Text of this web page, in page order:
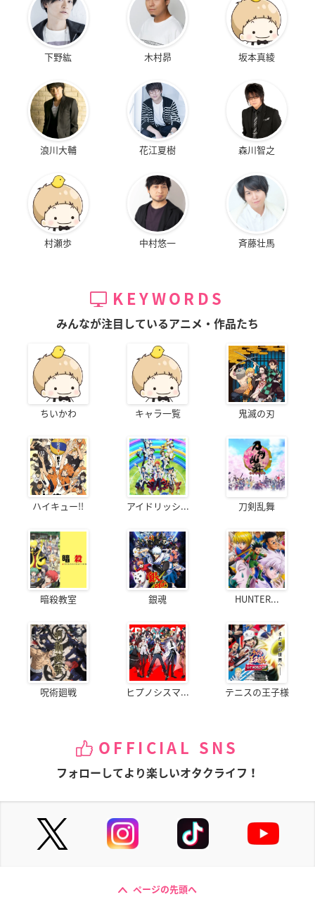
下野紘 木村昴 坂本真綾
浪川大輔 花江夏樹 森川智之
村瀬歩 中村悠一 斉藤壮馬
KEYWORDS
みんなが注目しているアニメ・作品たち
ちいかわ キャラ一覧 鬼滅の刃
ハイキュー!! アイドリッシ... 刀剣乱舞
暗殺教室 銀魂 HUNTER...
呪術廻戦 ヒプノシスマ... テニスの王子様
OFFICIAL SNS
フォローしてより楽しいオタクライフ！
ページの先頭へ